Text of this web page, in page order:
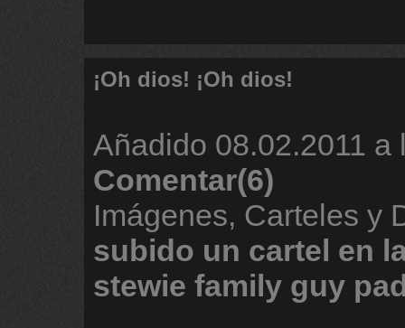
¡Oh dios! ¡Oh dios!
Añadido 08.02.2011 a
Comentar(6)
Imágenes, Carteles y
subido un cartel en
stewie family guy